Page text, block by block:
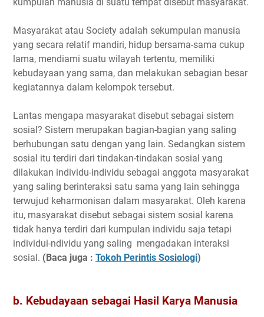
kumpulan manusia di suatu tempat disebut masyarakat.
Masyarakat atau Society adalah sekumpulan manusia
yang secara relatif mandiri, hidup bersama-sama cukup
lama, mendiami suatu wilayah tertentu, memiliki
kebudayaan yang sama, dan melakukan sebagian besar
kegiatannya dalam kelompok tersebut.
Lantas mengapa masyarakat disebut sebagai sistem
sosial? Sistem merupakan bagian-bagian yang saling
berhubungan satu dengan yang lain. Sedangkan sistem
sosial itu terdiri dari tindakan-tindakan sosial yang
dilakukan individu-individu sebagai anggota masyarakat
yang saling berinteraksi satu sama yang lain sehingga
terwujud keharmonisan dalam masyarakat. Oleh karena
itu, masyarakat disebut sebagai sistem sosial karena
tidak hanya terdiri dari kumpulan individu saja tetapi
individui-ndividu yang saling mengadakan interaksi
sosial. (Baca juga : Tokoh Perintis Sosiologi)
b. Kebudayaan sebagai Hasil Karya Manusia